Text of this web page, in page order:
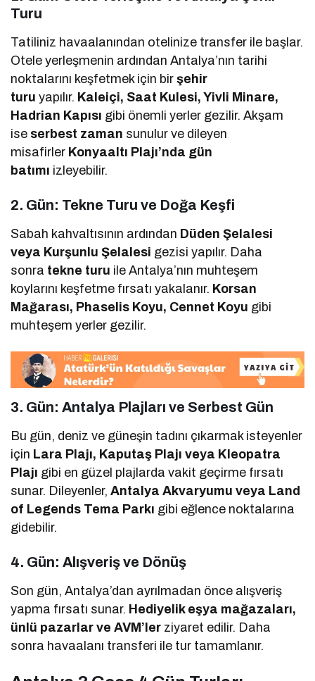
Turu
Tatiliniz havaalanından otelinize transfer ile başlar.
Otele yerleşmenin ardından Antalya’nın tarihi
noktalarını keşfetmek için birşehir
turu yapılır. Kaleiçi, Saat Kulesi, Yivli Minare,
Hadrian Kapısı gibi önemli yerler gezilir. Akşam
ise serbest zaman sunulur ve dileyen
misafirler Konyaaltı Plajı’nda gün
batımı izleyebilir.
2. Gün: Tekne Turu ve Doğa Keşfi
Sabah kahvaltısının ardından Düden Şelalesi
veya Kurşunlu Şelalesi gezisi yapılır. Daha
sonra tekne turu ile Antalya’nın muhteşem
koylarını keşfetme fırsatı yakalanır. Korsan
Mağarası, Phaselis Koyu, Cennet Koyu gibi
muhteşem yerler gezilir.
3. Gün: Antalya Plajları ve Serbest Gün
Bu gün, deniz ve güneşin tadını çıkarmak isteyenler
için Lara Plajı, Kaputaş Plajı veya Kleopatra
Plajı gibi en güzel plajlarda vakit geçirme fırsatı
sunar. Dileyenler,Antalya Akvaryumu veya Land
of Legends Tema Parkı gibi eğlence noktalarına
gidebilir.
4. Gün: Alışveriş ve Dönüş
Son gün, Antalya’dan ayrılmadan önce alışveriş
yapma fırsatı sunar. Hediyelik eşya mağazaları,
ünlü pazarlar ve AVM’ler ziyaret edilir. Daha
sonra havaalanı transferi ile tur tamamlanır.